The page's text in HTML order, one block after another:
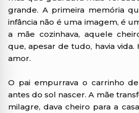
grande. A primeira memória
infância não é uma imagem, é
a mãe cozinhava, aquele
que, apesar de tudo, havia vida.
amor.
O pai empurrava o carrinho
antes do sol nascer. A mãe
milagre, dava cheiro para a